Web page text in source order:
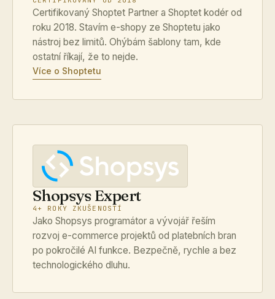
Certifikovaný Shoptet Partner a Shoptet kodér od
roku 2018. Stavím e-shopy ze Shoptetu jako
nástroj bez limitů. Ohýbám šablony tam, kde
ostatní říkají, že to nejde.
Více o Shoptetu
Shopsys Expert
4+ ROKY ZKUŠENOSTÍ
Jako Shopsys programátor a vývojář řeším
rozvoj e-commerce projektů od platebních bran
po pokročilé AI funkce. Bezpečně, rychle a bez
technologického dluhu.